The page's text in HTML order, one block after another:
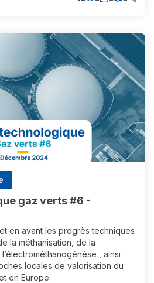
gaz verts #6 -
en avant les progrès techniques
la méthanisation, de la
, ainsi
locales de valorisation du
en Europe.